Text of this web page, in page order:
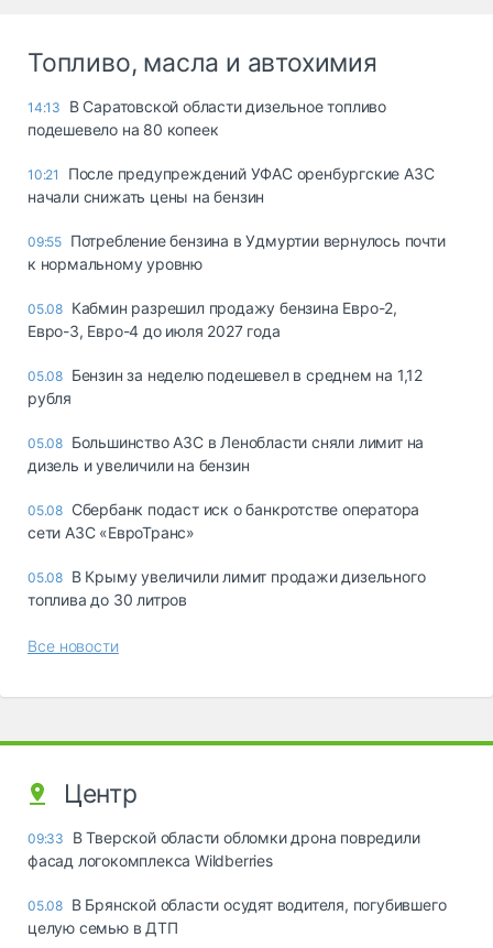
Топливо, масла и автохимия
14:13
В Саратовской области дизельное топливо
подешевело на 80 копеек
10:21
После предупреждений УФАС оренбургские АЗС
начали снижать цены на бензин
09:55 Потребление бензина в Удмуртии вернулось почти
к нормальному уровню
05.08 Кабмин разрешил продажу бензина Евро-2,
Евро-3, Евро-4 до июля 2027 года
05.08 Бензин за неделю подешевел в среднем на 1,12
рубля
05.08 Большинство АЗС в Ленобласти сняли лимит на
дизель и увеличили на бензин
05.08 Сбербанк подаст иск о банкротстве оператора
сети АЗС «ЕвроТранс»
05.08 В Крыму увеличили лимит продажи дизельного
топлива до 30 литров
Все новости
Центр
09:33
В Тверской области обломки дрона повредили
фасад логокомплекса Wildberries
05.08 В Брянской области осудят водителя, погубившего
целую семью в ДТП